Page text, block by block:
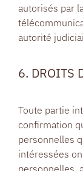
autorisés par
autorité
6. DROITS
Toute partie
confirmation
personnelles
intéressées
personnelles,